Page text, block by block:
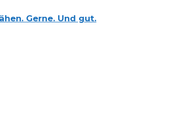
Gerne. Und gut.